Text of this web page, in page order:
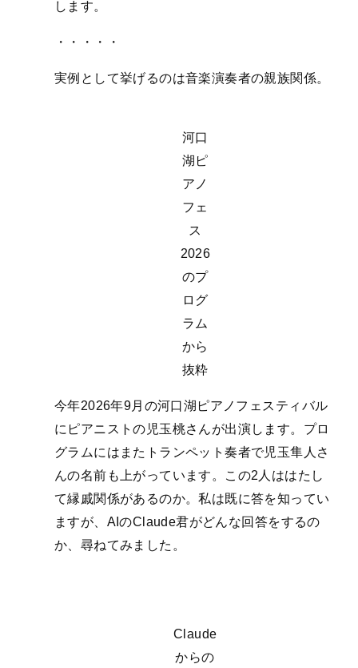
します。
・・・・・
実例として挙げるのは音楽演奏者の親族関係。
河口
湖ピ
アノ
フェ
ス
2026
のプ
ログ
ラム
から
抜粋
今年2026年9月の河口湖ピアノフェスティバル
にピアニストの児玉桃さんが出演します。プロ
グラムにはまたトランペット奏者で児玉隼人さ
んの名前も上がっています。この2人ははたし
て縁戚関係があるのか。私は既に答を知ってい
ますが、AIのClaude君がどんな回答をするの
か、尋ねてみました。
Claude
からの